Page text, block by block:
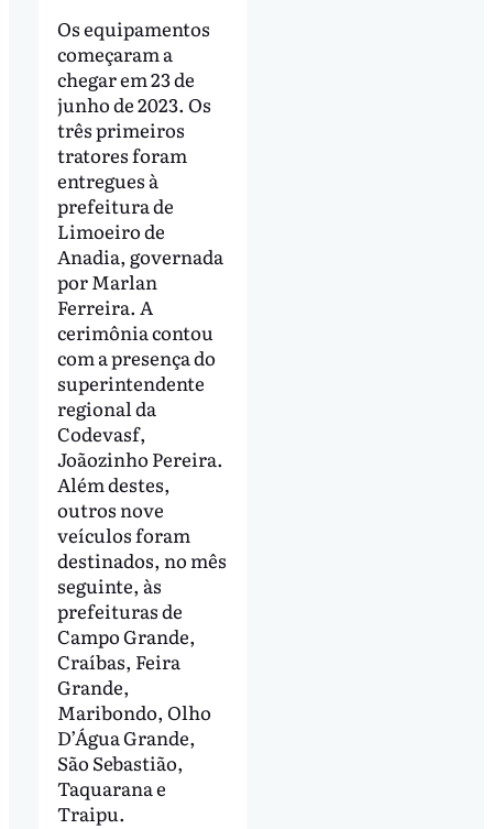
Os equipamentos
começaram a
chegar em 23 de
junho de 2023. Os
três primeiros
tratores foram
entregues à
prefeitura de
Limoeiro de
Anadia, governada
por Marlan
Ferreira. A
cerimônia contou
com a presença do
superintendente
regional da
Codevasf,
Joãozinho Pereira.
Além destes,
outros nove
veículos foram
destinados, no mês
seguinte, às
prefeituras de
Campo Grande,
Craíbas, Feira
Grande,
Maribondo, Olho
D’Água Grande,
São Sebastião,
Taquarana e
Traipu.